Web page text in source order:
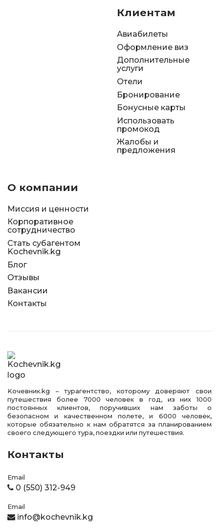
Клиентам
Авиабилеты
Оформление виз
Дополнительные
услуги
Отели
Бронирование
Бонусные карты
Использовать
промокод
Жалобы и
предложения
О компании
Миссия и ценности
Корпоративное
сотрудничество
Стать субагентом
Kochevnik.kg
Блог
Отзывы
Вакансии
Контакты
Kочевник.kg – турагентство, которому доверяют свои
путешествия более 7000 человек в год, из них 1000
постоянных клиентов, поручивших нам заботы о
безопасном и качественном полете, и 6000 человек,
которые обязательно к нам обратятся за планированием
своего следующего тура, поездки или путешествия.
Контакты
Email
0 (550) 312-949
Email
info@kochevnik.kg